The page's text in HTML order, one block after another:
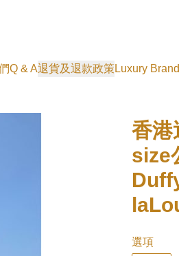
Q & A退貨及退款政策Luxury
香港
size
選項